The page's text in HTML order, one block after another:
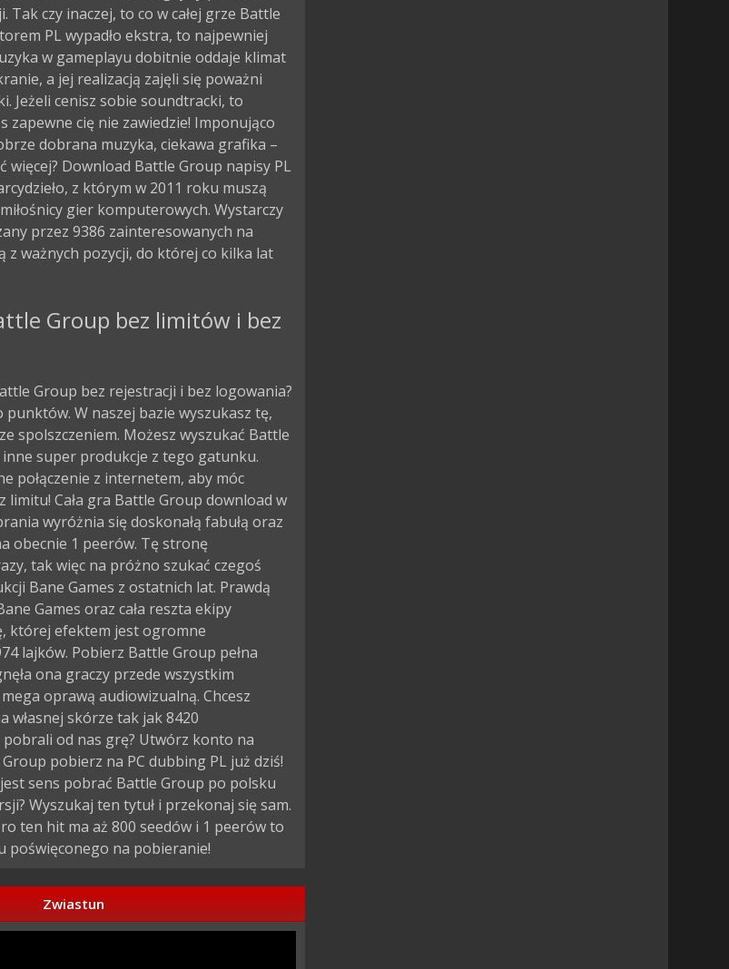
Tak czy inaczej, to co w całej grze Battle
PL wypadło ekstra, to najpewniej
w gameplayu dobitnie oddaje klimat
a jej realizacją zajęli się poważni
Jeżeli cenisz sobie soundtracki, to
zapewne cię nie zawiedzie! Imponująco
dobrana muzyka, ciekawa grafika –
więcej? Download Battle Group napisy PL
z którym w 2011 roku muszą
gier komputerowych. Wystarczy
przez 9386 zainteresowanych na
z ważnych pozycji, do której co kilka lat
Group bez limitów i bez
Group bez rejestracji i bez logowania?
W naszej bazie wyszukasz tę,
spolszczeniem. Możesz wyszukać Battle
super produkcje z tego gatunku.
połączenie z internetem, aby móc
limitu! Cała gra Battle Group download w
wyróżnia się doskonałą fabułą oraz
obecnie 1 peerów. Tę stronę
tak więc na próżno szukać czegoś
Bane Games z ostatnich lat. Prawdą
Games oraz cała reszta ekipy
której efektem jest ogromne
lajków. Pobierz Battle Group pełna
ona graczy przede wszystkim
oprawą audiowizualną. Chcesz
własnej skórze tak jak 8420
od nas grę? Utwórz konto na
pobierz na PC dubbing PL już dziś!
sens pobrać Battle Group po polsku
Wyszukaj ten tytuł i przekonaj się sam.
ten hit ma aż 800 seedów i 1 peerów to
poświęconego na pobieranie!
Zwiastun